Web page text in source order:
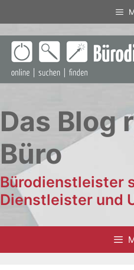
Inhalt
springen
Das Blog
Büro
Bürodienstleister
Dienstleister und